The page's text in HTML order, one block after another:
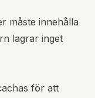
måste innehålla
lagrar inget
för att